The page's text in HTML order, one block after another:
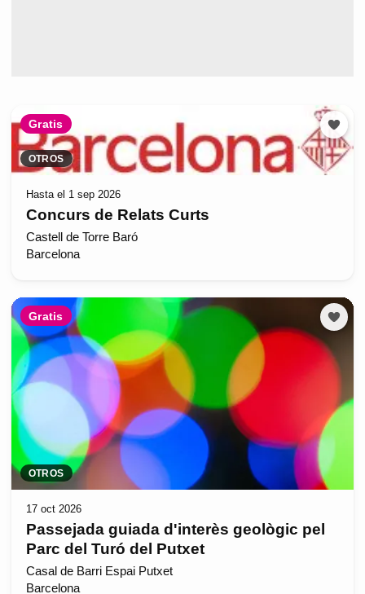
Gratis
OTROS
Hasta el 1 sep 2026
Concurs de Relats Curts
Castell de Torre Baró
Barcelona
Gratis
OTROS
17 oct 2026
Passejada guiada d'interès geològic pel
Parc del Turó del Putxet
Casal de Barri Espai Putxet
Barcelona